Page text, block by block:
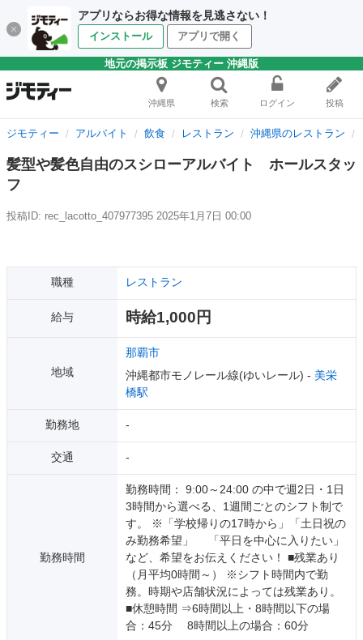
アプリならお得な情報を見逃さない！
インストール アプリで開く
地元の掲示板 ジモティー 沖縄版
沖縄県 検索 ログイン 投稿
ジモティー アルバイト 飲食 レストラン 沖縄県のレストラン
髪型や髪色自由のスシローアルバイト ホールスタッ
フ
投稿ID: rec_lacotto_407977395 2025年1月7日 00:00
職種 レストラン
給与 時給1,000円
地域
那覇市
沖縄都市モノレール線(ゆいレール) - 美栄
橋駅
勤務地 -
交通 -
勤務時間
勤務時間： 9:00～24:00 の中で週2日・1日
3時間から選べる、1週間ごとのシフト制で
す。 ※「学校帰りの17時から」「土日祝の
み勤務希望」 「平日を中心に入りたい」
など、希望をお伝えください！ ■残業あり
（月平均0時間～） ※シフト時間内で勤
務。時期や店舗状況によっては残業あり。
■休憩時間 ⇒6時間以上・8時間以下の場
合：45分 8時間以上の場合：60分